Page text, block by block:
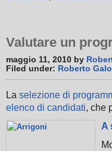
Valutare un
maggio 11, 2010 by
Filed under: Roberto
La selezione di
elenco di candidati, che
A